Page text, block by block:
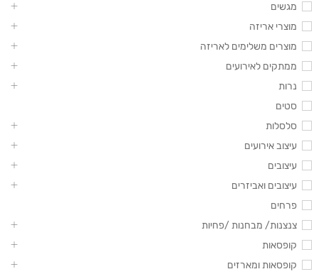
מגשים
מוצרי אריזה
מוצרים משלימים לאריזה
ממתקים לאירועים
נרות
סטים
סלסלות
עיצוב אירועים
עיצובים
עיצובים ואביזרים
פרחים
צנצנות/ מבחנות /פחיות
קופסאות
קופסאות ומארזים